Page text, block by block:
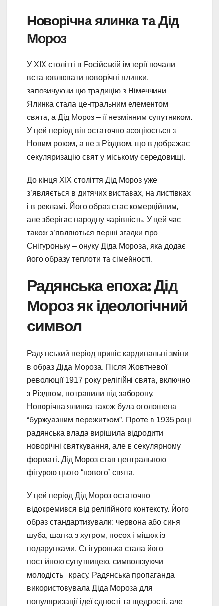
Новорічна ялинка та Дід
Мороз
У XIX столітті в Російській імперії почали
встановлювати новорічні ялинки,
запозичуючи цю традицію з Німеччини.
Ялинка стала центральним елементом
свята, а Дід Мороз – її незмінним супутником.
У цей період він остаточно асоціюється з
Новим роком, а не з Різдвом, що відображає
секуляризацію свят у міському середовищі.
До кінця XIX століття Дід Мороз уже
з’являється в дитячих виставах, на листівках
і в рекламі. Його образ стає комерційним,
але зберігає народну чарівність. У цей час
також з’являються перші згадки про
Снігуроньку – онуку Діда Мороза, яка додає
його образу теплоти та сімейності.
Радянська епоха: Дід
Мороз як ідеологічний
символ
Радянський період приніс кардинальні зміни
в образ Діда Мороза. Після Жовтневої
революції 1917 року релігійні свята, включно
з Різдвом, потрапили під заборону.
Новорічна ялинка також була оголошена
“буржуазним пережитком”. Проте в 1935 році
радянська влада вирішила відродити
новорічні святкування, але в секулярному
форматі. Дід Мороз став центральною
фігурою цього “нового” свята.
У цей період Дід Мороз остаточно
відокремився від релігійного контексту. Його
образ стандартизували: червона або синя
шуба, шапка з хутром, посох і мішок із
подарунками. Снігуронька стала його
постійною супутницею, символізуючи
молодість і красу. Радянська пропаганда
використовувала Діда Мороза для
популяризації ідеї єдності та щедрості, але